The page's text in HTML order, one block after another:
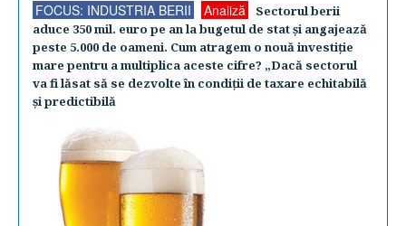
FOCUS: INDUSTRIA BERII Analiză
Sectorul berii
aduce 350 mil. euro pe an la bugetul de stat şi angajează
peste 5.000 de oameni. Cum atragem o nouă investiţie
mare pentru a multiplica aceste cifre? „Dacă sectorul
va fi lăsat să se dezvolte în condiţii de taxare echitabilă
şi predictibilă